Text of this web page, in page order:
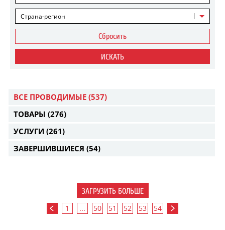
Страна-регион
Сбросить
ИСКАТЬ
ВСЕ ПРОВОДИМЫЕ (537)
ТОВАРЫ (276)
УСЛУГИ (261)
ЗАВЕРШИВШИЕСЯ (54)
ЗАГРУЗИТЬ БОЛЬШЕ
1 ... 50 51 52 53 54